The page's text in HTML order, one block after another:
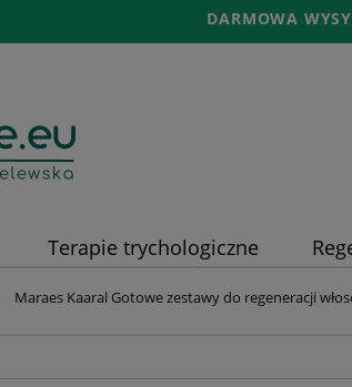
DARMOWA
Terapie trychologiczne
Maraes Kaaral Gotowe zestawy do regeneracji